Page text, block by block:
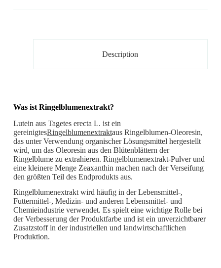
Description
Was ist Ringelblumenextrakt?
Lutein aus Tagetes erecta L. ist ein
gereinigtesRingelblumenextraktaus Ringelblumen-Oleoresin,
das unter Verwendung organischer Lösungsmittel hergestellt
wird, um das Oleoresin aus den Blütenblättern der
Ringelblume zu extrahieren. Ringelblumenextrakt-Pulver und
eine kleinere Menge Zeaxanthin machen nach der Verseifung
den größten Teil des Endprodukts aus.
Ringelblumenextrakt wird häufig in der Lebensmittel-,
Futtermittel-, Medizin- und anderen Lebensmittel- und
Chemieindustrie verwendet. Es spielt eine wichtige Rolle bei
der Verbesserung der Produktfarbe und ist ein unverzichtbarer
Zusatzstoff in der industriellen und landwirtschaftlichen
Produktion.